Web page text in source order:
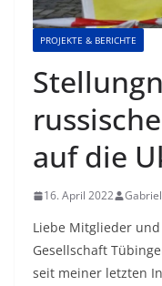
PROJEKTE & BERICHTE
auf die
16. April 2022
Liebe Mitglieder
Gesellschaft
seit meiner letzten